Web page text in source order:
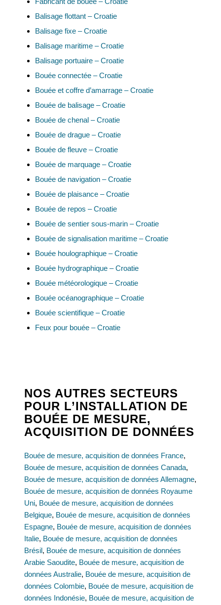
Balisage flottant – Croatie
Balisage fixe – Croatie
Balisage maritime – Croatie
Balisage portuaire – Croatie
Bouée connectée – Croatie
Bouée et coffre d’amarrage – Croatie
Bouée de balisage – Croatie
Bouée de chenal – Croatie
Bouée de drague – Croatie
Bouée de fleuve – Croatie
Bouée de marquage – Croatie
Bouée de navigation – Croatie
Bouée de plaisance – Croatie
Bouée de repos – Croatie
Bouée de sentier sous-marin – Croatie
Bouée de signalisation maritime – Croatie
Bouée houlographique – Croatie
Bouée hydrographique – Croatie
Bouée météorologique – Croatie
Bouée océanographique – Croatie
Bouée scientifique – Croatie
Feux pour bouée – Croatie
NOS AUTRES SECTEURS
POUR L’INSTALLATION DE
BOUÉE DE MESURE,
ACQUISITION DE DONNÉES
Bouée de mesure, acquisition de données France,
Bouée de mesure, acquisition de données Canada,
Bouée de mesure, acquisition de données Allemagne,
Bouée de mesure, acquisition de données Royaume
Uni, Bouée de mesure, acquisition de données
Belgique, Bouée de mesure, acquisition de données
Espagne, Bouée de mesure, acquisition de données
Italie, Bouée de mesure, acquisition de données
Brésil, Bouée de mesure, acquisition de données
Arabie Saoudite, Bouée de mesure, acquisition de
données Australie, Bouée de mesure, acquisition de
données Colombie, Bouée de mesure, acquisition de
données Indonésie, Bouée de mesure, acquisition de